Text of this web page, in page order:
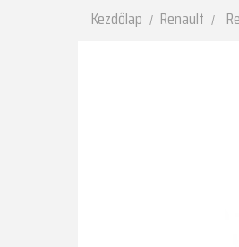
Kezdőlap Renault